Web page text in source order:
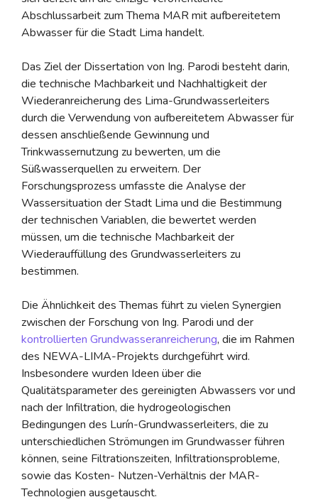
Abschlussarbeit zum Thema MAR mit aufbereitetem
Abwasser für die Stadt Lima handelt.
Das Ziel der Dissertation von Ing. Parodi besteht darin,
die technische Machbarkeit und Nachhaltigkeit der
Wiederanreicherung des Lima-Grundwasserleiters
durch die Verwendung von aufbereitetem Abwasser für
dessen anschließende Gewinnung und
Trinkwassernutzung zu bewerten, um die
Süßwasserquellen zu erweitern. Der
Forschungsprozess umfasste die Analyse der
Wassersituation der Stadt Lima und die Bestimmung
der technischen Variablen, die bewertet werden
müssen, um die technische Machbarkeit der
Wiederauffüllung des Grundwasserleiters zu
bestimmen.
Die Ähnlichkeit des Themas führt zu vielen Synergien
zwischen der Forschung von Ing. Parodi und der
kontrollierten Grundwasseranreicherung, die im Rahmen
des NEWA-LIMA-Projekts durchgeführt wird.
Insbesondere wurden Ideen über die
Qualitätsparameter des gereinigten Abwassers vor und
nach der Infiltration, die hydrogeologischen
Bedingungen des Lurín-Grundwasserleiters, die zu
unterschiedlichen Strömungen im Grundwasser führen
können, seine Filtrationszeiten, Infiltrationsprobleme,
sowie das Kosten- Nutzen-Verhältnis der MAR-
Technologien ausgetauscht.